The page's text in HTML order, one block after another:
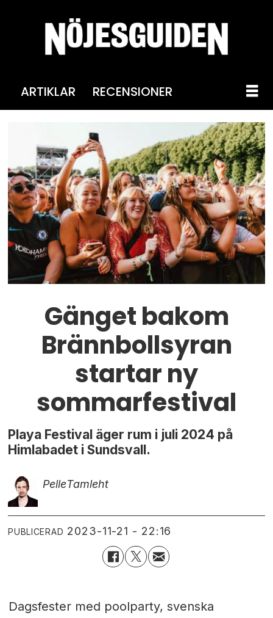
ARTIKLAR RECENSIONER
Gänget bakom
Brännbollsyran
startar ny
sommarfestival
Playa Festival äger rum i juli 2024 på
Himlabadet i Sundsvall.
PelleTamleht
PUBLICERAD 2023-11-21 - 22:16
Dagsfester med poolparty, svenska